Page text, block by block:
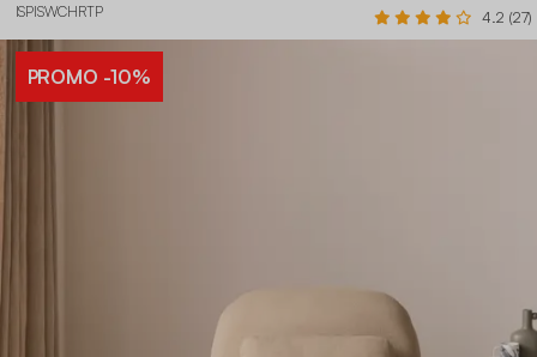
ISPISWCHRTP 4.2 (27)
PROMO -10%